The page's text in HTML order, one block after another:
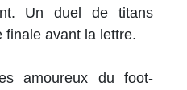
Un duel de titans
finale avant la lettre.
amoureux du foot-